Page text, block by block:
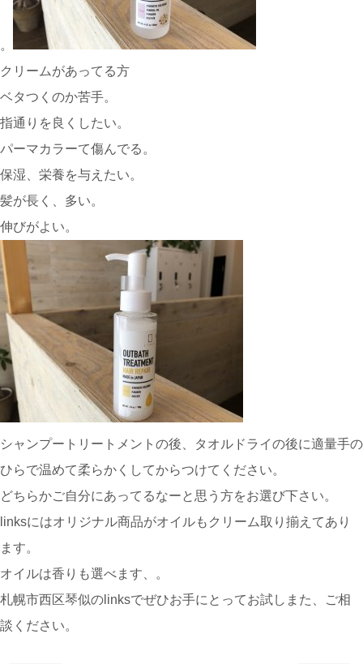
。
クリームがあってる方
ベタつくのか苦手。
指通りを良くしたい。
パーマカラーて傷んでる。
保湿、栄養を与えたい。
髪が長く、多い。
伸びがよい。
シャンプートリートメントの後、タオルドライの後に適量手の
ひらで温めて柔らかくしてからつけてください。
どちらかご自分にあってるなーと思う方をお選び下さい。
linksにはオリジナル商品がオイルもクリーム取り揃えてあり
ます。
オイルは香りも選べます、。
札幌市西区琴似のlinksでぜひお手にとってお試しまた、ご相
談ください。